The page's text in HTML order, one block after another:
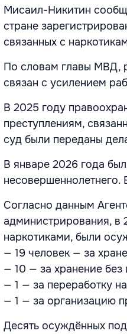
Мисаил-Никитин
стране
связанных с
По словам главы МВД,
связан с усилением
В 2025 году
преступлениям,
суд были переданы
В январе 2026 года
Согласно данным
администрирования, в
наркотиками, были
— 19 человек — за
— 10 — за хранение без
— 1 — за переработку
— 1 — за организацию
Десять осуждённых